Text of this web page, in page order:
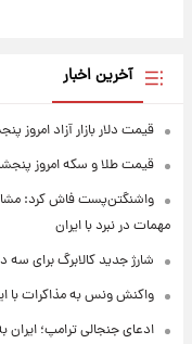
آخرین اخبار
قیمت دلار بازار آزاد امروز پنجشنبه ۱۵ مرداد
قیمت طلا و سکه امروز پنجشنبه ۱۵ مرداد
واشنگتن‌پست فاش کرد:
مهمات در نبرد با ایران
شارژ جدید کالابرگ برای
واکنش ونس به مذاکرات با
ادعای جنجالی ترامپ؛